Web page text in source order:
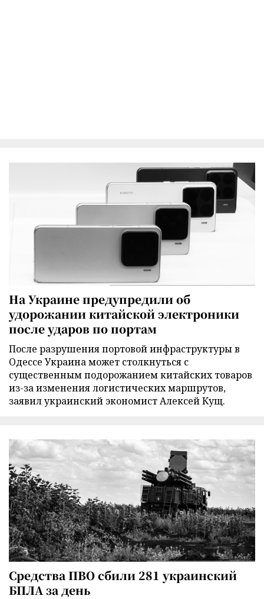
На Украине предупредили об
удорожании китайской электроники
после ударов по портам
После разрушения портовой инфраструктуры в
Одессе Украина может столкнуться с
существенным подорожанием китайских товаров
из-за изменения логистических маршрутов,
заявил украинский экономист Алексей Кущ.
Средства ПВО сбили 281 украинский
БПЛА за день